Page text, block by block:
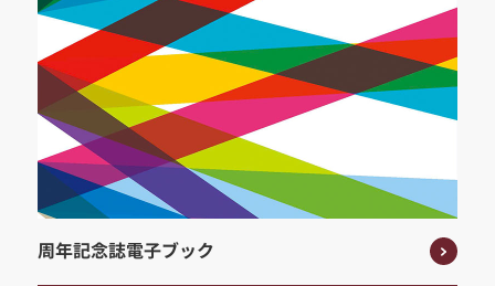
周年記念誌電子ブック